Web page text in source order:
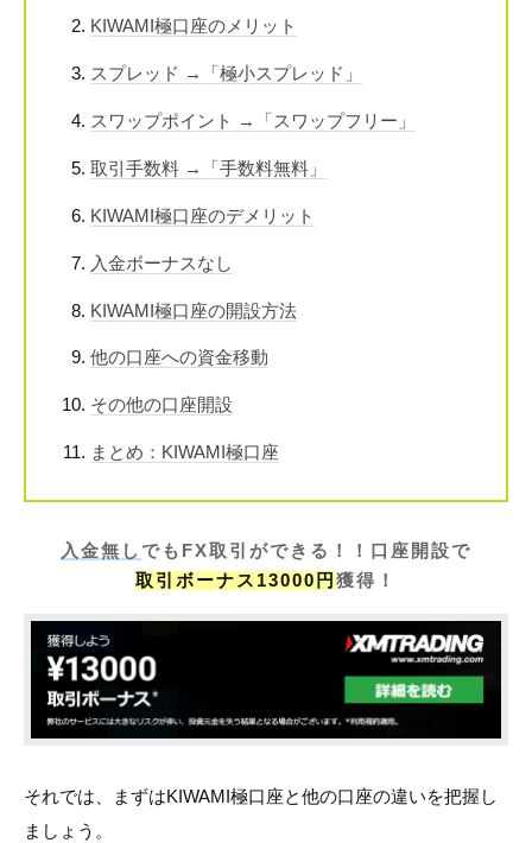
KIWAMI極口座のメリット
スプレッド →「極小スプレッド」
スワップポイント →「スワップフリー」
取引手数料 →「手数料無料」
KIWAMI極口座のデメリット
入金ボーナスなし
KIWAMI極口座の開設方法
他の口座への資金移動
その他の口座開設
まとめ：KIWAMI極口座
入金無し でもFX取引ができる！！
口座開設で
取引ボーナス13000円 獲得！
それでは、まずはKIWAMI極口座と他の口座の違いを把握し
ましょう。